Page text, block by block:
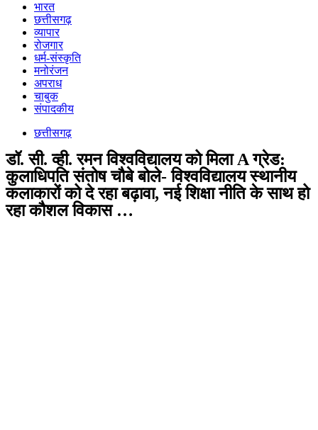
भारत
छत्तीसगढ़
व्यापार
रोजगार
धर्म-संस्कृति
मनोरंजन
अपराध
चाबुक
संपादकीय
छत्तीसगढ़
डॉ. सी. व्ही. रमन विश्वविद्यालय को मिला A ग्रेड:
कुलाधिपति संतोष चौबे बोले- विश्वविद्यालय स्थानीय
कलाकारों को दे रहा बढ़ावा, नई शिक्षा नीति के साथ हो
रहा कौशल विकास …